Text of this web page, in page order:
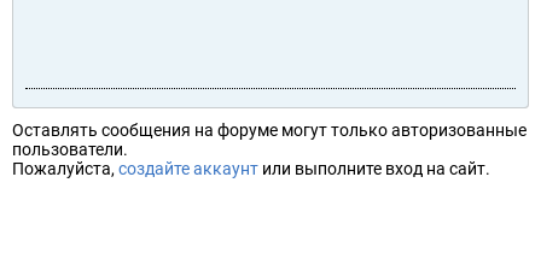
Оставлять сообщения на форуме могут только авторизованные
пользователи.
Пожалуйста, создайте аккаунт или выполните вход на сайт.